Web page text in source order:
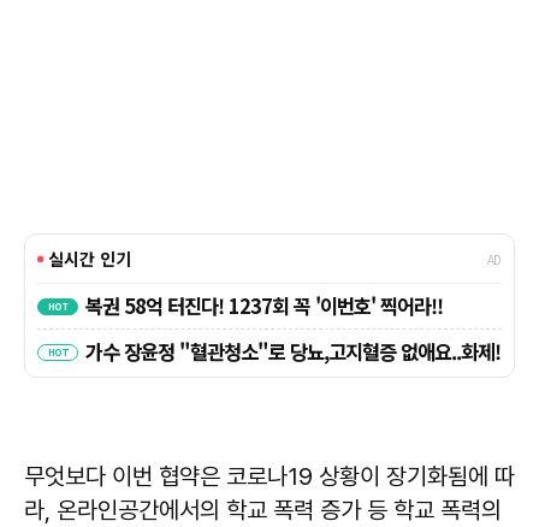
무엇보다 이번 협약은 코로나19 상황이 장기화됨에 따
라, 온라인공간에서의 학교 폭력 증가 등 학교 폭력의